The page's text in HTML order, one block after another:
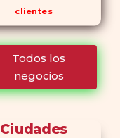
clientes
Todos los
negocios
Ciudades